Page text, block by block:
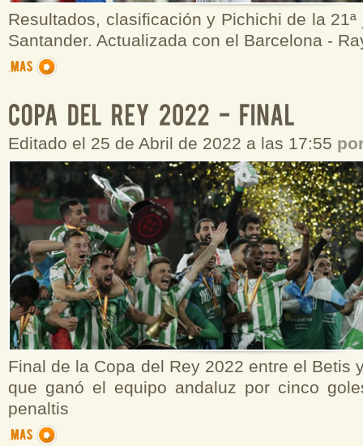
Resultados, clasificación y Pichichi de la
Santander. Actualizada con el Barcelona -
Editado el 25 de Abril de 2022 a las 17:55
Final de la Copa del Rey 2022 entre el Betis
que ganó el equipo andaluz por cinco
penaltis